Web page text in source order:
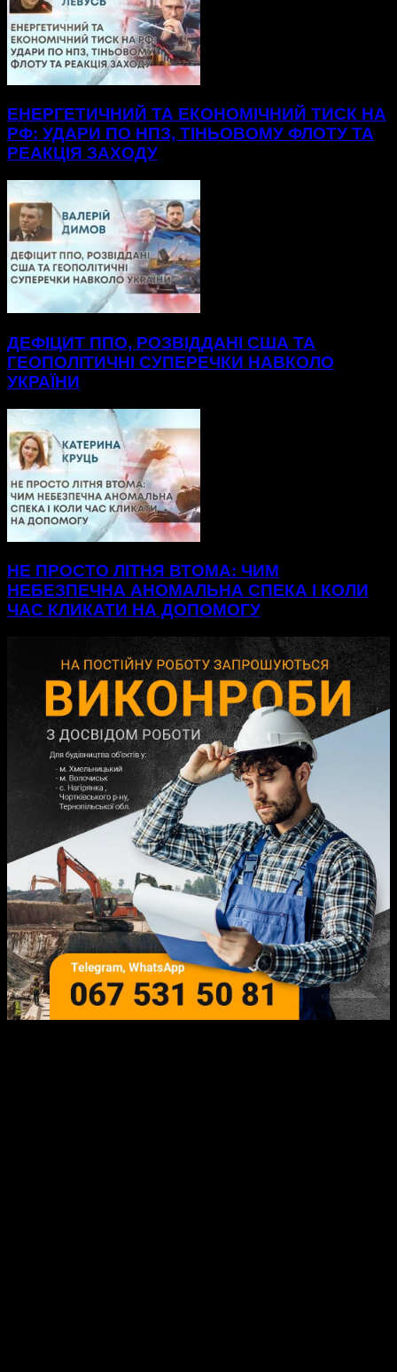
ЕНЕРГЕТИЧНИЙ ТА ЕКОНОМІЧНИЙ ТИСК НА
РФ: УДАРИ ПО НПЗ, ТІНЬОВОМУ ФЛОТУ ТА
РЕАКЦІЯ ЗАХОДУ
ДЕФІЦИТ ППО, РОЗВІДДАНІ США ТА
ГЕОПОЛІТИЧНІ СУПЕРЕЧКИ НАВКОЛО
УКРАЇНИ
НЕ ПРОСТО ЛІТНЯ ВТОМА: ЧИМ
НЕБЕЗПЕЧНА АНОМАЛЬНА СПЕКА І КОЛИ
ЧАС КЛИКАТИ НА ДОПОМОГУ